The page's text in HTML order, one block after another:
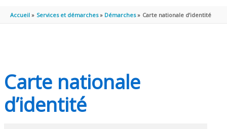
PRINCIPAL
Accueil Services et démarches Démarches Carte nationale d’identité
Carte nationale
d’identité